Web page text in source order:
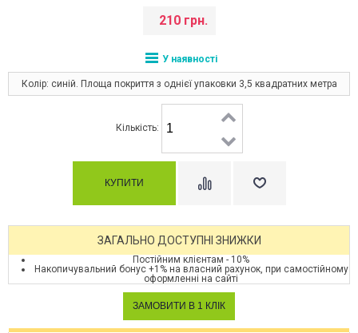
210 грн.
У наявності
Колір: синій. Площа покриття з однієї упаковки 3,5 квадратних метра
Кількість:
ЗАГАЛЬНО ДОСТУПНІ ЗНИЖКИ
Постійним клієнтам - 10%
Накопичувальний бонус +1% на власний рахунок, при самостійному
оформленні на сайті